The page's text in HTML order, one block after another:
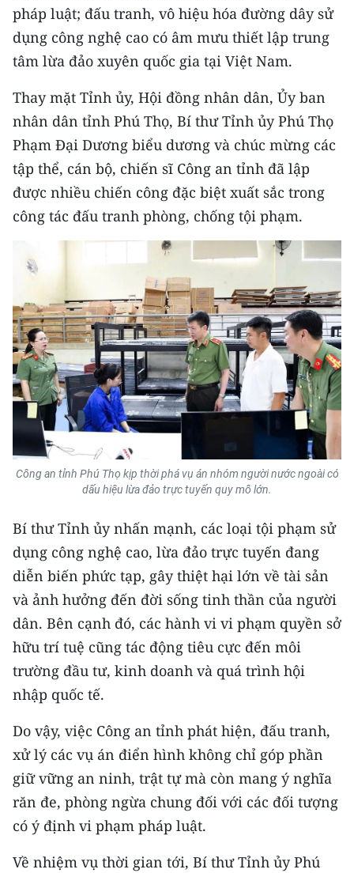
E-Magazine
Video
Media Chính trị
Media Kinh tế
Media Văn hóa
Media Xã hội
Media Pháp luật
Media Du lịch
Media Thế giới
Media Thể thao
Media Giáo dục
Media Y tế
Media Khoa học - Công nghệ
Media Môi trường
TIN MỚI
TIN ĐỊA PHƯƠNG
Trung du và miền núi phía Bắc
Đồng bằng sông Hồng
Bắc Trung Bộ
Duyên hải Nam Trung Bộ và Tây
Nguyên
Đông Nam Bộ
Đồng bằng sông Cửu Long
pháp luật; đấu tranh, vô hiệu hóa đường dây sử
dụng công nghệ cao có âm mưu thiết lập trung
tâm lừa đảo xuyên quốc gia tại Việt Nam.
Thay mặt Tỉnh ủy, Hội đồng nhân dân, Ủy ban
nhân dân tỉnh Phú Thọ, Bí thư Tỉnh ủy Phú Thọ
Phạm Đại Dương biểu dương và chúc mừng các
tập thể, cán bộ, chiến sĩ Công an tỉnh đã lập
được nhiều chiến công đặc biệt xuất sắc trong
công tác đấu tranh phòng, chống tội phạm.
Công an tỉnh Phú Thọ kịp thời phá vụ án nhóm người nước ngoài có
dấu hiệu lừa đảo trực tuyến quy mô lớn.
Bí thư Tỉnh ủy nhấn mạnh, các loại tội phạm sử
dụng công nghệ cao, lừa đảo trực tuyến đang
diễn biến phức tạp, gây thiệt hại lớn về tài sản
và ảnh hưởng đến đời sống tinh thần của người
dân. Bên cạnh đó, các hành vi vi phạm quyền sở
hữu trí tuệ cũng tác động tiêu cực đến môi
trường đầu tư, kinh doanh và quá trình hội
nhập quốc tế.
Do vậy, việc Công an tỉnh phát hiện, đấu tranh,
xử lý các vụ án điển hình không chỉ góp phần
giữ vững an ninh, trật tự mà còn mang ý nghĩa
răn đe, phòng ngừa chung đối với các đối tượng
có ý định vi phạm pháp luật.
Về nhiệm vụ thời gian tới, Bí thư Tỉnh ủy Phú